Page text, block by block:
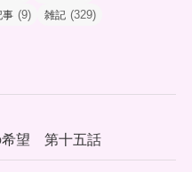
事 (9) 雑記 (329)
希望 第十五話